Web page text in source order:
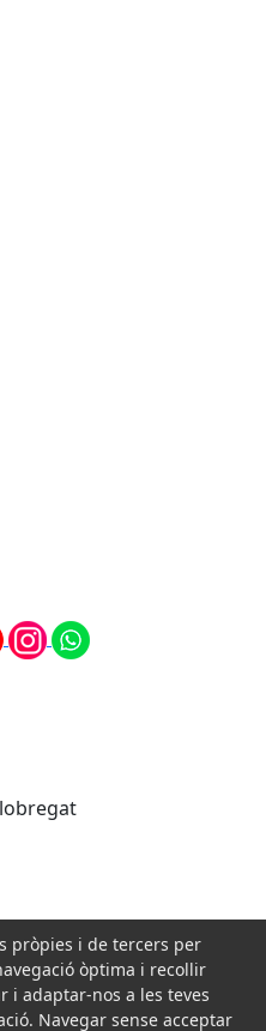
pròpies i de tercers per
òptima i recollir
i adaptar-nos a les teves
Navegar sense acceptar